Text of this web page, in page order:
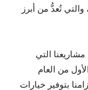
تُعدُّ من أبرز
التي
الأول من العام
بتوفير خيارات